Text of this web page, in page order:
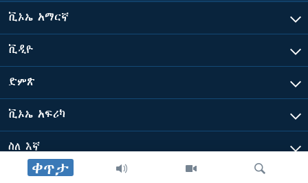
ቀጥታ
ቪኦኤ አማርኛ
ቪዲዮ
ድምጽ
ቪኦኤ አፍሪካ
ስለ እኛ